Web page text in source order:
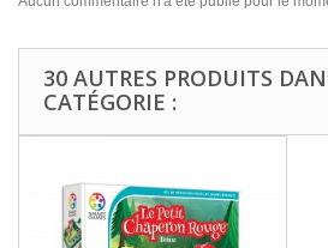
30 AUTRES PRODUITS
CATÉGORIE :